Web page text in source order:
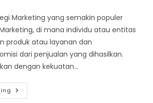
Marketing yang semakin populer
di mana individu atau entitas
produk atau layanan dan
dari penjualan yang dihasilkan.
dengan kekuatan…
Keuntungan
Influencer